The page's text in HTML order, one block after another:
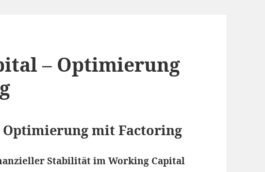
– Optimierung
mit Factoring
Stabilität im Working Capital